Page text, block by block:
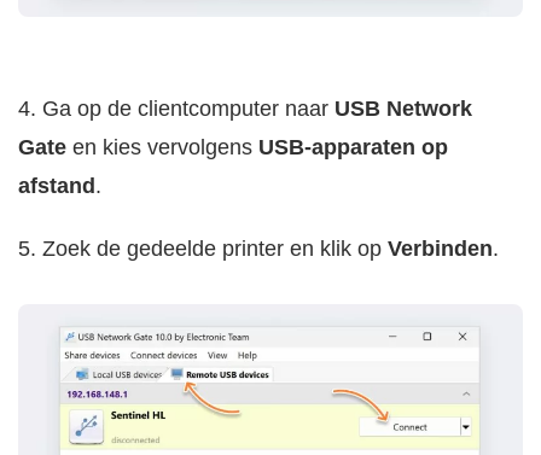
4. Ga op de clientcomputer naar USB Network
Gate en kies vervolgens USB-apparaten op
afstand.
5. Zoek de gedeelde printer en klik op Verbinden.